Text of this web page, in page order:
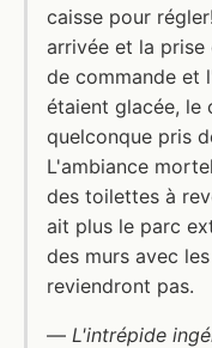
caisse pour
arrivée et la
de commande et
étaient glacée, le
quelconque pris
L'ambiance
des toilettes à
ait plus le parc
des murs avec
reviendront pas.
— L'intrépide